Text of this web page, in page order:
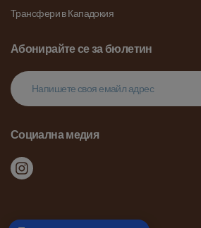
Трансфери в Кападокия
Абонирайте се за бюлетин
Социална медия